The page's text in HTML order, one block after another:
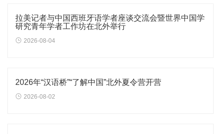
拉美记者与中国西班牙语学者座谈交流会暨世界中国学
研究青年学者工作坊在北外举行
2026-08-04
2026年“汉语桥”“了解中国”北外夏令营开营
2026-08-02